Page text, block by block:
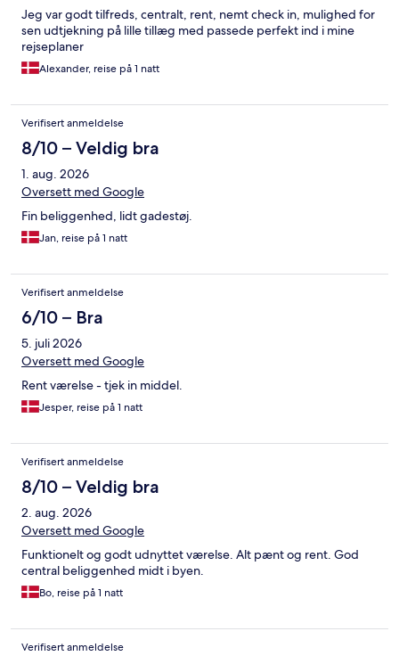
Jeg var godt tilfreds, centralt, rent, nemt check in, mulighed for
sen udtjekning på lille tillæg med passede perfekt ind i mine
rejseplaner
Alexander, reise på 1 natt
Verifisert anmeldelse
8/10 – Veldig bra
1. aug. 2026
Oversett med Google
Fin beliggenhed, lidt gadestøj.
Jan, reise på 1 natt
Verifisert anmeldelse
6/10 – Bra
5. juli 2026
Oversett med Google
Rent værelse - tjek in middel.
Jesper, reise på 1 natt
Verifisert anmeldelse
8/10 – Veldig bra
2. aug. 2026
Oversett med Google
Funktionelt og godt udnyttet værelse. Alt pænt og rent. God
central beliggenhed midt i byen.
Bo, reise på 1 natt
Verifisert anmeldelse